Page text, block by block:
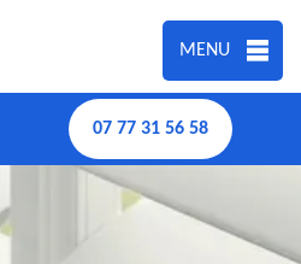
MENU
07 77 31 56 58